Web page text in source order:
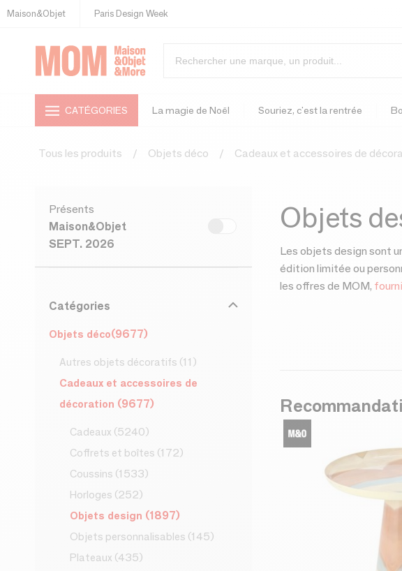
Maison&Objet Paris Design Week
CATÉGORIES La magie de Noël Souriez, c'est la rentrée
Tous les produits Objets déco Cadeaux et accessoires de
Présents
Maison&Objet
SEPT. 2026
Catégories
Objets déco(9677)
Autres objets décoratifs (11)
Cadeaux et accessoires de
décoration (9677)
Cadeaux (5240)
Coffrets et boîtes (172)
Coussins (1533)
Horloges (252)
Objets design (1897)
Objets personnalisables (145)
Plateaux (435)
Objets
Les objets design sont
édition limitée ou
les offres de MOM,